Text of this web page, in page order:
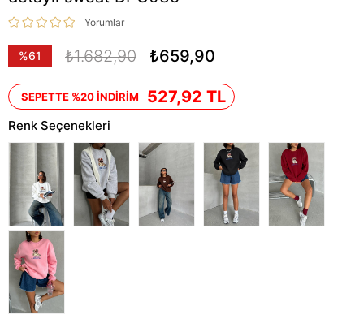
Yorumlar
%61
₺1.682,90 ₺659,90
SEPETTE %20 İNDİRİM 527,92 TL
Renk Seçenekleri